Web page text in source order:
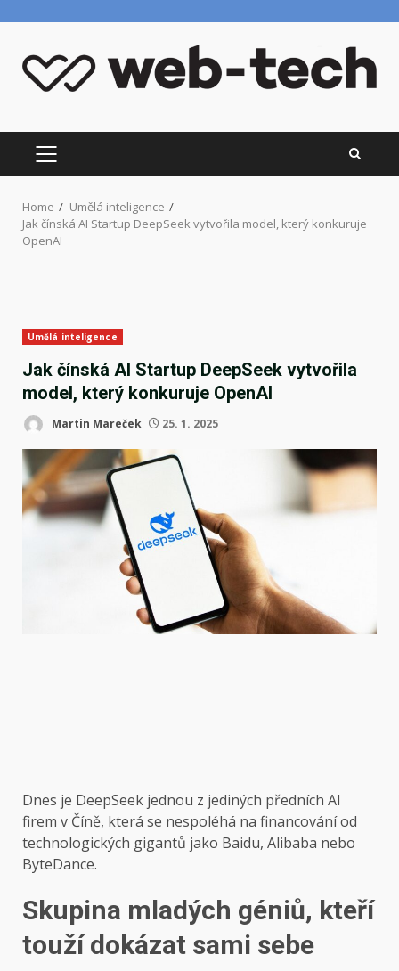
content
PRIMARY
MENU
Home
Umělá inteligence
Jak čínská AI Startup DeepSeek vytvořila model, který konkuruje
OpenAI
Umělá inteligence
Jak čínská AI Startup DeepSeek vytvořila
model, který konkuruje OpenAI
Martin Mareček 25. 1. 2025
Dnes je DeepSeek jednou z jediných předních AI
firem v Číně, která se nespoléhá na financování od
technologických gigantů jako Baidu, Alibaba nebo
ByteDance.
Skupina mladých géniů, kteří
touží dokázat sami sebe